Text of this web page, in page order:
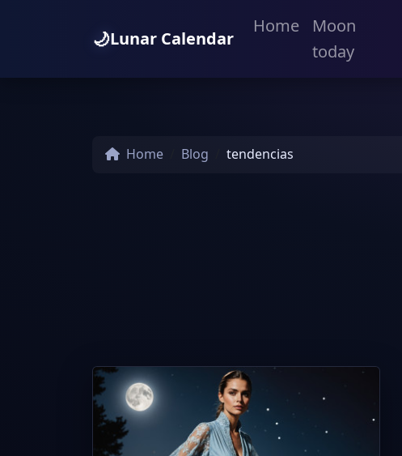
🌙Lunar Calendar
Home
Moon
today
Home Blog tendencias